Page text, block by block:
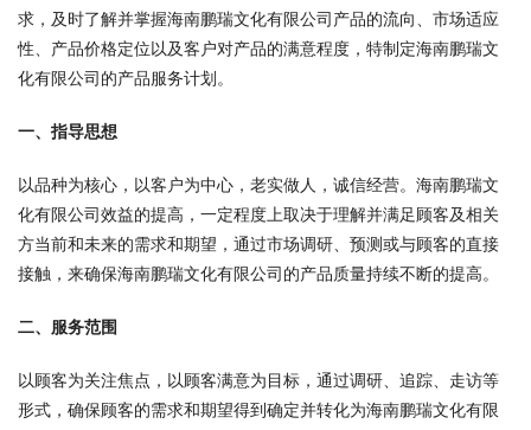
求，及时了解并掌握海南鹏瑞文化有限公司产品的流向、市场适应
性、产品价格定位以及客户对产品的满意程度，特制定海南鹏瑞文
化有限公司的产品服务计划。
一、指导思想
以品种为核心，以客户为中心，老实做人，诚信经营。海南鹏瑞文
化有限公司效益的提高，一定程度上取决于理解并满足顾客及相关
方当前和未来的需求和期望，通过市场调研、预测或与顾客的直接
接触，来确保海南鹏瑞文化有限公司的产品质量持续不断的提高。
二、服务范围
以顾客为关注焦点，以顾客满意为目标，通过调研、追踪、走访等
形式，确保顾客的需求和期望得到确定并转化为海南鹏瑞文化有限